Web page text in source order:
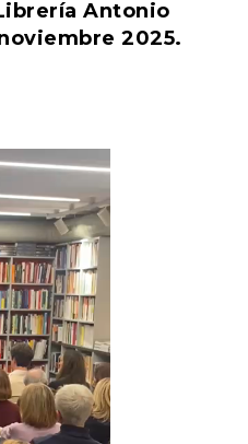
Antonio
2025.